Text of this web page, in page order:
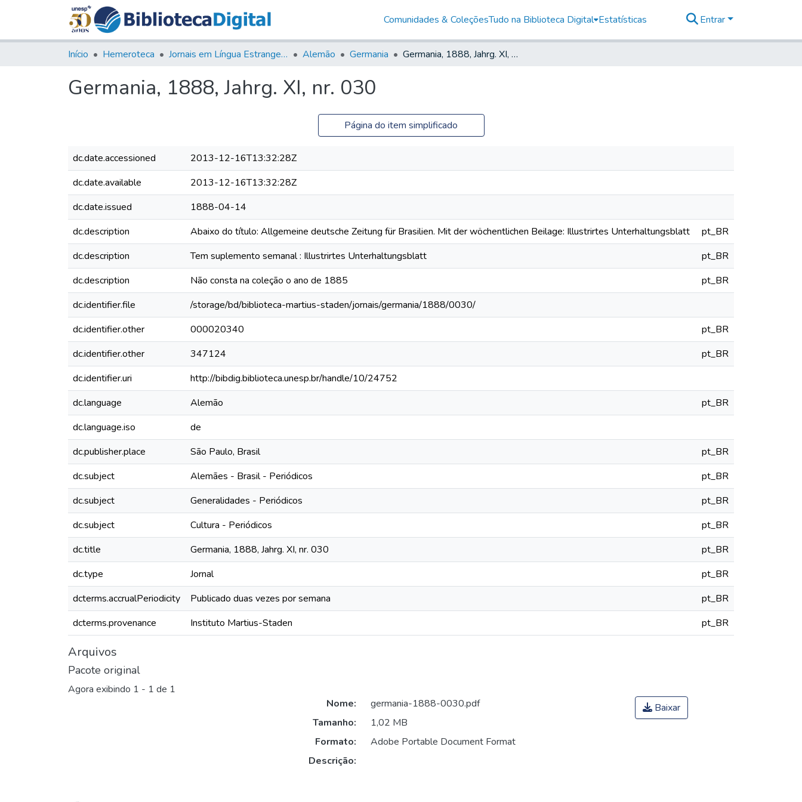
Comunidades & ColeçõesTudo na Biblioteca Digital Estatísticas Entrar
Início Hemeroteca Jornais em Língua Estrangeira Alemão Germania Germania, 1888, Jahrg. XI, nr. 030
Germania, 1888, Jahrg. XI, nr. 030
Página do item simplificado
dc.date.accessioned
2013-12-16T13:32:28Z
dc.date.available
2013-12-16T13:32:28Z
dc.date.issued
1888-04-14
dc.description
Abaixo do título: Allgemeine deutsche Zeitung für Brasilien. Mit der wöchentlichen Beilage: Illustrirtes Unterhaltungsblatt
pt_BR
dc.description
Tem suplemento semanal : Illustrirtes Unterhaltungsblatt
pt_BR
dc.description
Não consta na coleção o ano de 1885
pt_BR
dc.identifier.file
/storage/bd/biblioteca-martius-staden/jornais/germania/1888/0030/
dc.identifier.other
000020340
pt_BR
dc.identifier.other
347124
pt_BR
dc.identifier.uri
http://bibdig.biblioteca.unesp.br/handle/10/24752
dc.language
Alemão
pt_BR
dc.language.iso
de
dc.publisher.place
São Paulo, Brasil
pt_BR
dc.subject
Alemães - Brasil - Periódicos
pt_BR
dc.subject
Generalidades - Periódicos
pt_BR
dc.subject
Cultura - Periódicos
pt_BR
dc.title
Germania, 1888, Jahrg. XI, nr. 030
pt_BR
dc.type
Jornal
pt_BR
dcterms.accrualPeriodicity
Publicado duas vezes por semana
pt_BR
dcterms.provenance
Instituto Martius-Staden pt_BR
Arquivos
Pacote original
Agora exibindo 1 - 1 de 1
Nome:
germania-1888-0030.pdf
Tamanho:
1,02 MB
Formato:
Adobe Portable Document Format
Descrição:
Baixar